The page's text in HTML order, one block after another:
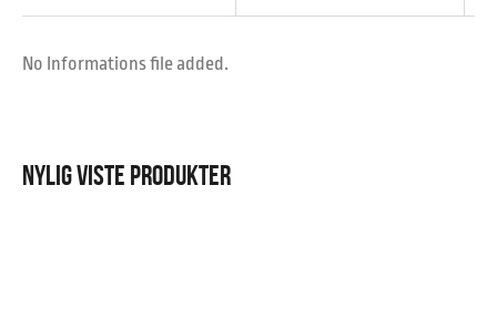
No Informations file added.
NYLIG VISTE PRODUKTER